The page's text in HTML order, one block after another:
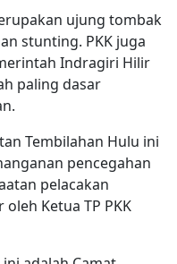
ujung tombak
stunting. PKK juga
Indragiri Hilir
paling dasar
Tembilahan Hulu ini
pencegahan
pelacakan
Ketua TP PKK